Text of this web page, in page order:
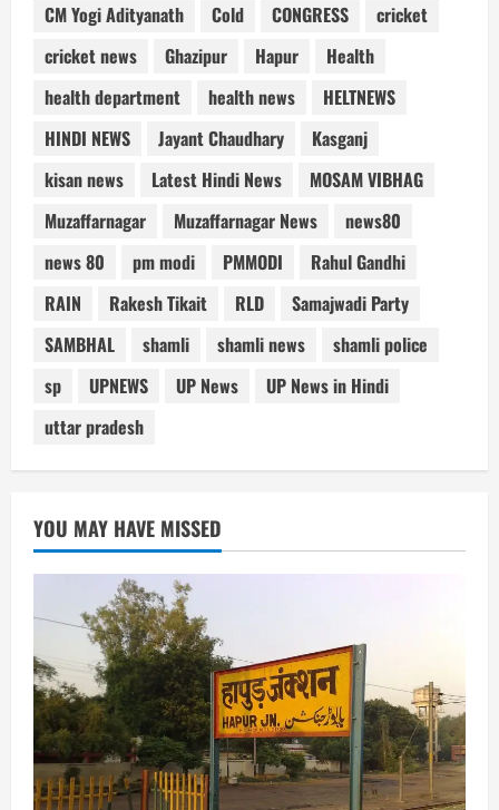
CM Yogi Adityanath
Cold CONGRESS
cricket
cricket news
Ghazipur Hapur
Health
health department
health news
HELTNEWS
HINDI NEWS
Jayant Chaudhary
Kasganj
kisan news
Latest Hindi News
MOSAM VIBHAG
Muzaffarnagar
Muzaffarnagar News
news80
news 80
pm modi PMMODI
Rahul Gandhi
RAIN
Rakesh Tikait RLD
Samajwadi Party
SAMBHAL
shamli shamli news
shamli police
sp
UPNEWS UP News
UP News in Hindi
uttar pradesh
YOU MAY HAVE MISSED